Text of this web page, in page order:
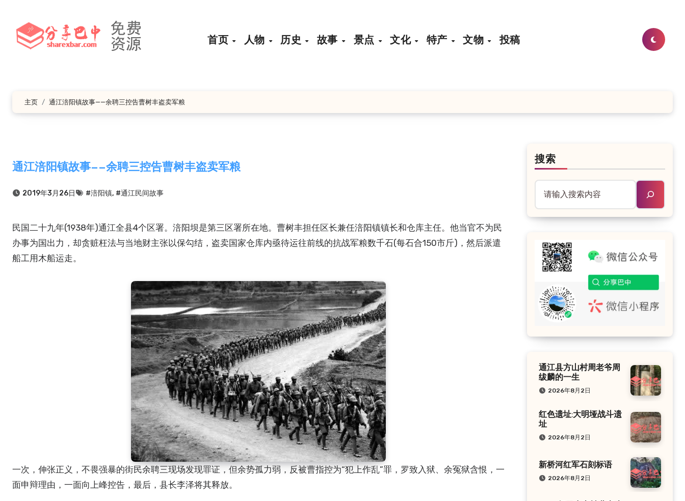
首页 人物 历史 故事 景点 文化 特产 文物 投稿
主页 通江涪阳镇故事——余聘三控告曹树丰盗卖军粮
通江涪阳镇故事——余聘三控告曹树丰盗卖军粮
2019年3月26日 #涪阳镇, #通江民间故事
民国二十九年(1938年)通江全县4个区署。涪阳坝是第三区署所在地。曹树丰担任区长兼任涪阳镇镇长和仓库主任。他当官不为民
办事为国出力，却贪赃枉法与当地财主张以保勾结，盗卖国家仓库内亟待运往前线的抗战军粮数千石(每石合150市斤)，然后派遣
船工用木船运走。
一次，伸张正义，不畏强暴的街民余聘三现场发现罪证，但余势孤力弱，反被曹指控为“犯上作乱”罪，罗致入狱、余冤狱含恨，一
面申辩理由，一面向上峰控告，最后，县长李泽将其释放。
搜索
通江县方山村周老爷周
绂麟的一生
2026年8月2日
红色遗址:大明垭战斗遗
址
2026年8月2日
新桥河红军石刻标语
2026年8月2日